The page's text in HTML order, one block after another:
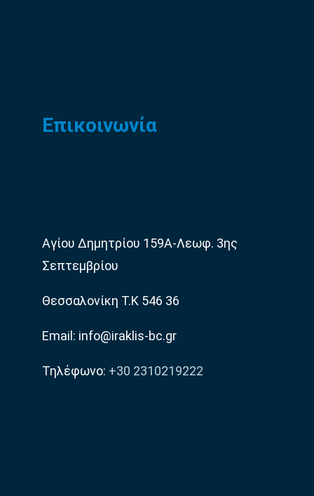
Επικοινωνία
Αγίου Δημητρίου 159Α-Λεωφ. 3ης
Σεπτεμβρίου
Θεσσαλονίκη Τ.Κ 546 36
Email: info@iraklis-bc.gr
Τηλέφωνο: +30 2310219222